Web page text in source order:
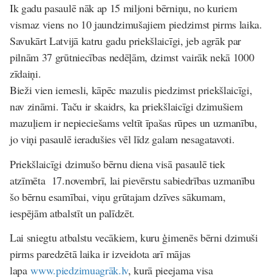
Ik gadu pasaulē nāk ap 15 miljoni bērniņu, no kuriem
vismaz viens no 10 jaundzimušajiem piedzimst pirms laika.
Savukārt Latvijā katru gadu priekšlaicīgi, jeb agrāk par
pilnām 37 grūtniecības nedēļām, dzimst vairāk nekā 1000
zīdaiņi.
Bieži vien iemesli, kāpēc mazulis piedzimst priekšlaicīgi,
nav zināmi. Taču ir skaidrs, ka priekšlaicīgi dzimušiem
mazuļiem ir nepieciešams veltīt īpašas rūpes un uzmanību,
jo viņi pasaulē ieradušies vēl līdz galam nesagatavoti.
Priekšlaicīgi dzimušo bērnu diena visā pasaulē tiek
atzīmēta 17.novembrī, lai pievērstu sabiedrības uzmanību
šo bērnu esamībai, viņu grūtajam dzīves sākumam,
iespējām atbalstīt un palīdzēt.
Lai sniegtu atbalstu vecākiem, kuru ģimenēs bērni dzimuši
pirms paredzētā laika ir izveidota arī mājas
lapawww.piedzimuagrāk.lv, kurā pieejama visa